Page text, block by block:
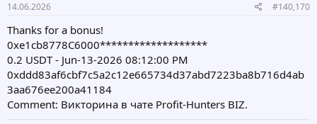
14.06.2026 #140,170
Thanks for a bonus!
0xe1cb8778C6000*******************
0.2 USDT - Jun-13-2026 08:12:00 PM
0xddd83af6cbf7c5a2c12e665734d37abd7223ba8b716d4ab
3aa676ee200a41184
Comment: Викторина в чате Profit-Hunters BIZ.